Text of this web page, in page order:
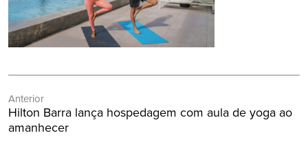
de
Post
Anterior
Post
Anterior:
Hilton Barra lança hospedagem com aula de yoga ao
amanhecer